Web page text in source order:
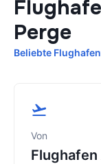
Perge
Beliebte
Von